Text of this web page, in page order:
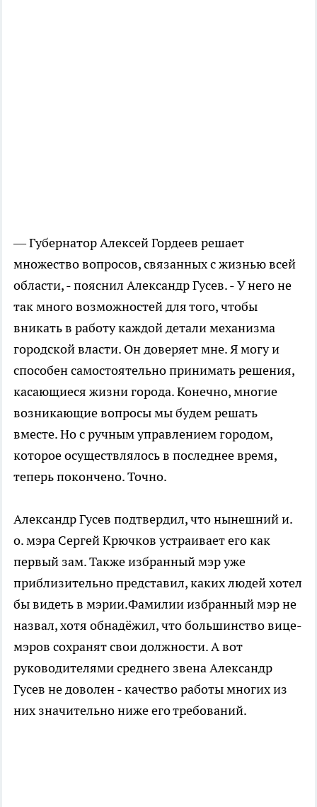
— Губернатор Алексей Гордеев решает
множество вопросов, связанных с жизнью всей
области, - пояснил Александр Гусев. - У него не
так много возможностей для того, чтобы
вникать в работу каждой детали механизма
городской власти. Он доверяет мне. Я могу и
способен самостоятельно принимать решения,
касающиеся жизни города. Конечно, многие
возникающие вопросы мы будем решать
вместе. Но с ручным управлением городом,
которое осуществлялось в последнее время,
теперь покончено. Точно.
Александр Гусев подтвердил, что нынешний и.
о. мэра Сергей Крючков устраивает его как
первый зам. Также избранный мэр уже
приблизительно представил, каких людей хотел
бы видеть в мэрии.Фамилии избранный мэр не
назвал, хотя обнадёжил, что большинство вице-
мэров сохранят свои должности. А вот
руководителями среднего звена Александр
Гусев не доволен - качество работы многих из
них значительно ниже его требований.